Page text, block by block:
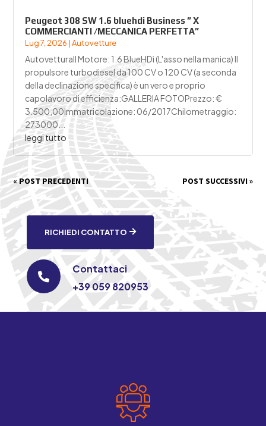
Peugeot 308 SW 1.6 bluehdi Business ” X
COMMERCIANTI /MECCANICA PERFETTA”
Lug 7, 2026 |Autovetture
AutovetturaIl Motore: 1.6 BlueHDi (L'asso nella manica) Il
propulsore turbodiesel da 100 CV o 120 CV (a seconda
della declinazione specifica) è un vero e proprio
capolavoro di efficienza:GALLERIA FOTOPrezzo: €
3.500,00Immatricolazione: 06/2017Chilometraggio:
273000...
leggi tutto
« POST PRECEDENTI POST SUCCESSIVI »
RICHIEDI CONTATTO

Contattaci
+39 059 820953